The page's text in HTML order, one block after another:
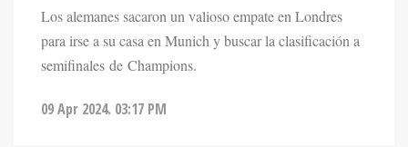
Los alemanes sacaron un valioso empate en Londres
para irse a su casa en Munich y buscar la clasificación a
semifinales de Champions.
09 Apr 2024. 03:17 PM